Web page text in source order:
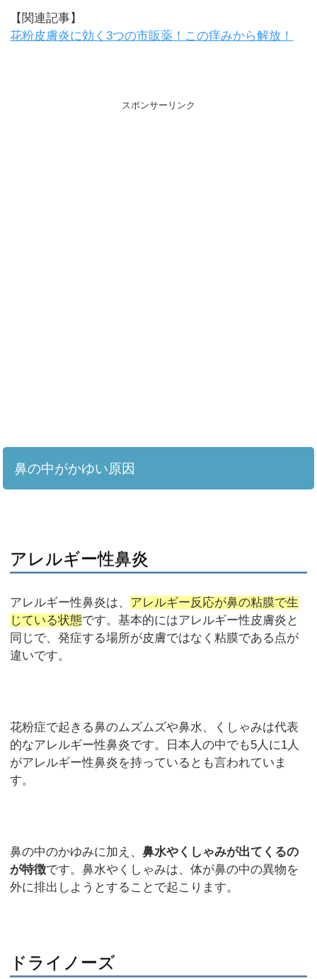
【関連記事】
花粉皮膚炎に効く3つの市販薬！この痒みから解放！
スポンサーリンク
鼻の中がかゆい原因
アレルギー性鼻炎
アレルギー性鼻炎は、 アレルギー反応が鼻の粘膜で生
じている状態です。基本的にはアレルギー性皮膚炎と
同じで、発症する場所が皮膚ではなく粘膜である点が
違いです。
花粉症で起きる鼻のムズムズや鼻水、くしゃみは代表
的なアレルギー性鼻炎です。日本人の中でも5人に1人
がアレルギー性鼻炎を持っているとも言われていま
す。
鼻の中のかゆみに加え、鼻水やくしゃみが出てくるの
が特徴です。鼻水やくしゃみは、体が鼻の中の異物を
外に排出しようとすることで起こります。
ドライノーズ